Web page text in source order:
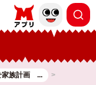
家族計画 ...